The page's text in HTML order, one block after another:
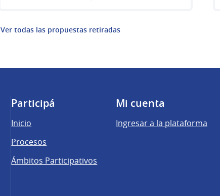
Ver todas las propuestas retiradas
Participá
Inicio
Procesos
Ámbitos Participativos
Mi cuenta
Ingresar a la plataforma